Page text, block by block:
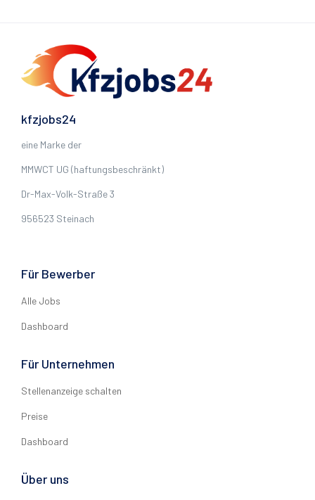
kfzjobs24
eine Marke der
MMWCT UG (haftungsbeschränkt)
Dr-Max-Volk-Straße 3
956523 Steinach
Für Bewerber
Alle Jobs
Dashboard
Für Unternehmen
Stellenanzeige schalten
Preise
Dashboard
Über uns